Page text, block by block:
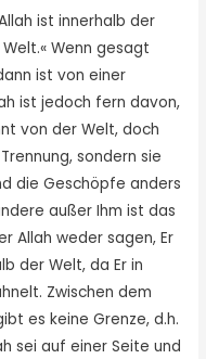
ist innerhalb der
Wenn gesagt
ist von einer
ist jedoch fern davon,
von der Welt, doch
sondern sie
die Geschöpfe anders
außer Ihm ist das
Allah weder sagen, Er
der Welt, da Er in
Zwischen dem
es keine Grenze, d.h.
sei auf einer Seite und